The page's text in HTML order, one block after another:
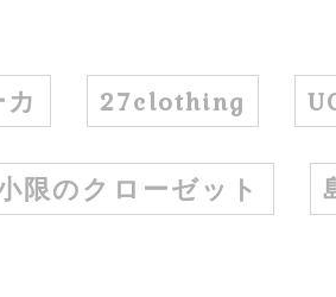
27clothing
限のクローゼット